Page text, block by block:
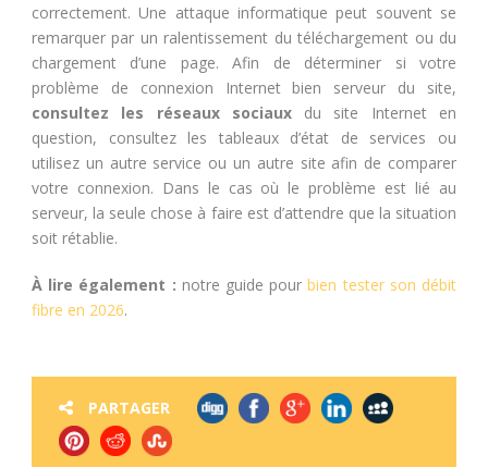
correctement. Une attaque informatique peut souvent se
remarquer par un ralentissement du téléchargement ou du
chargement d’une page. Afin de déterminer si votre
problème de connexion Internet bien serveur du site,
consultez les réseaux sociauxdu site Internet en
question, consultez les tableaux d’état de services ou
utilisez un autre service ou un autre site afin de comparer
votre connexion. Dans le cas où le problème est lié au
serveur, la seule chose à faire est d’attendre que la situation
soit rétablie.
À lire également : notre guide pourbien tester son débit
fibre en 2026.
PARTAGER